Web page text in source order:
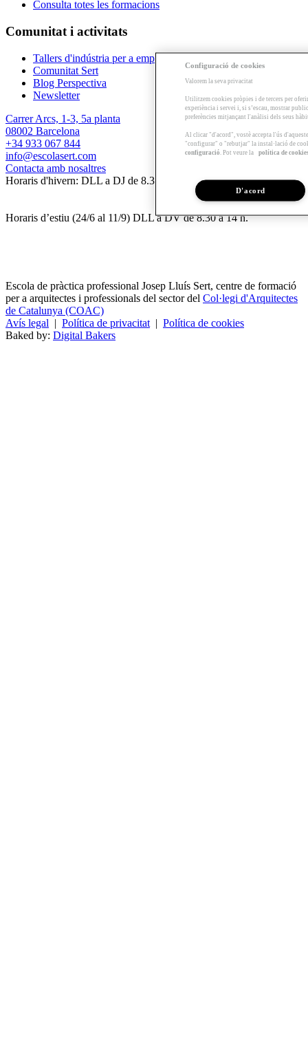
Consulta totes les formacions
Comunitat i activitats
Tallers d'indústria per a empreses
Comunitat Sert
Blog Perspectiva
Newsletter
Carrer Arcs, 1-3, 5a planta
08002 Barcelona
+34 933 067 844
info@escolasert.com
Contacta amb nosaltres
Horaris d'hivern: DLL a DJ de 8.30 a 16.30 h / DV de 8.30 a 14 h.
Horaris d’estiu (24/6 al 11/9) DLL a DV de 8.30 a 14 h.
Escola de pràctica professional Josep Lluís Sert, centre de formació
per a arquitectes i professionals del sector del Col·legi d'Arquitectes
de Catalunya (COAC)
Avís legal | Política de privacitat | Política de cookies
Baked by: Digital Bakers
Configuració de cookies
Valorem la seva privacitat
Utilitzem cookies pròpies i de tercers per
experiència i servei i, si s’escau, mostrar
preferències mitjançant l'anàlisi dels seus
Al clicar "d'acord", vostè accepta l'ús
"configurar" o "rebutjar" la instal·lació de
configuració . Pot veure la política de
D'acord